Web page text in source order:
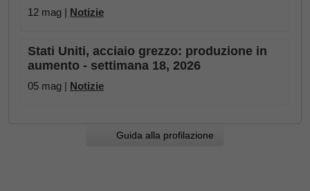
12 mag | Notizie
Stati Uniti, acciaio grezzo: produzione in
aumento - settimana 18, 2026
05 mag | Notizie
Guida alla profilazione